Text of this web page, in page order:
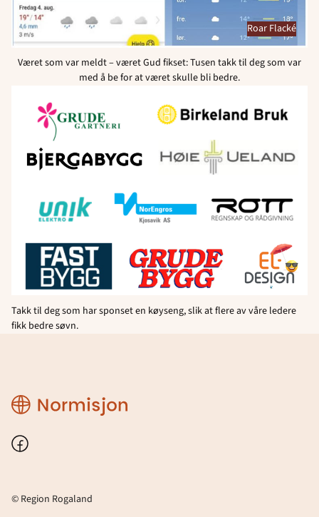
Roar Flacké
Været som var meldt – været Gud fikset: Tusen takk til deg som var
med å be for at været skulle bli bedre.
Takk til deg som har sponset en køyseng, slik at flere av våre ledere
fikk bedre søvn.
Region
Rogaland
Facebook
© Region Rogaland